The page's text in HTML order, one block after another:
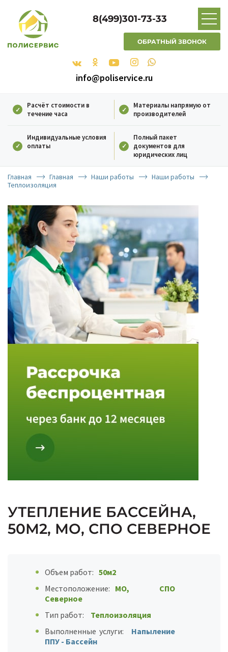
8(499)301-73-33
ОБРАТНЫЙ ЗВОНОК
info@poliservice.ru
Расчёт стоимости в
течение часа
Материалы напрямую от
производителей
Индивидуальные условия
оплаты
Полный пакет
документов для
юридических лиц
Главная Главная Наши работы
Наши работы
Теплоизоляция
УТЕПЛЕНИЕ БАССЕЙНА,
50М2, МО, СПО СЕВЕРНОЕ
Объем работ: 50м2
Местоположение: МО, СПО
Северное
Тип работ:
Теплоизоляция
Выполненные услуги:
Напыление
ППУ - Бассейн